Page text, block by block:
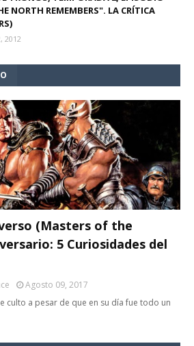
NORTH REMEMBERS". LA CRÍTICA
2012
(Masters of the
5 Curiosidades del
Agosto 09, 2017
culto a pesar de que en su día fue todo un